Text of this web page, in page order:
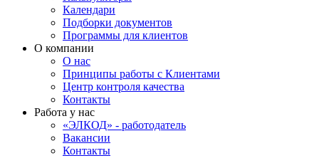
Календари
Подборки документов
Программы для клиентов
О компании
О нас
Принципы работы с Клиентами
Центр контроля качества
Контакты
Работа у нас
«ЭЛКОД» - работодатель
Вакансии
Контакты